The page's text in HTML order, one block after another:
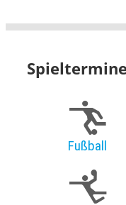
Fußball